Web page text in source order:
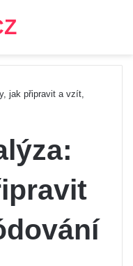
jak připravit a vzít,